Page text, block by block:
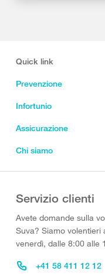
Quick link
Prevenzione
Infortunio
Assicurazione
Chi siamo
Servizio clienti
Avete domande sulla
Suva? Siamo volentieri
venerdì, dalle 8:00 alle
+41 58 411 12 12